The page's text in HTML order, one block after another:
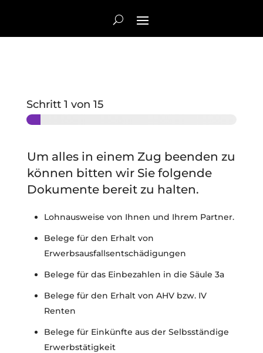
Schritt 1 von 15
Um alles in einem Zug beenden zu
können bitten wir Sie folgende
Dokumente bereit zu halten.
Lohnausweise von Ihnen und Ihrem Partner.
Belege für den Erhalt von
Erwerbsausfallsentschädigungen
Belege für das Einbezahlen in die Säule 3a
Belege für den Erhalt von AHV bzw. IV
Renten
Belege für Einkünfte aus der Selbsständige
Erwerbstätigkeit